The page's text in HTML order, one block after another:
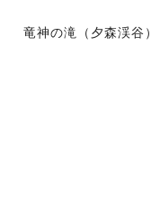
竜神の滝（夕森渓谷）